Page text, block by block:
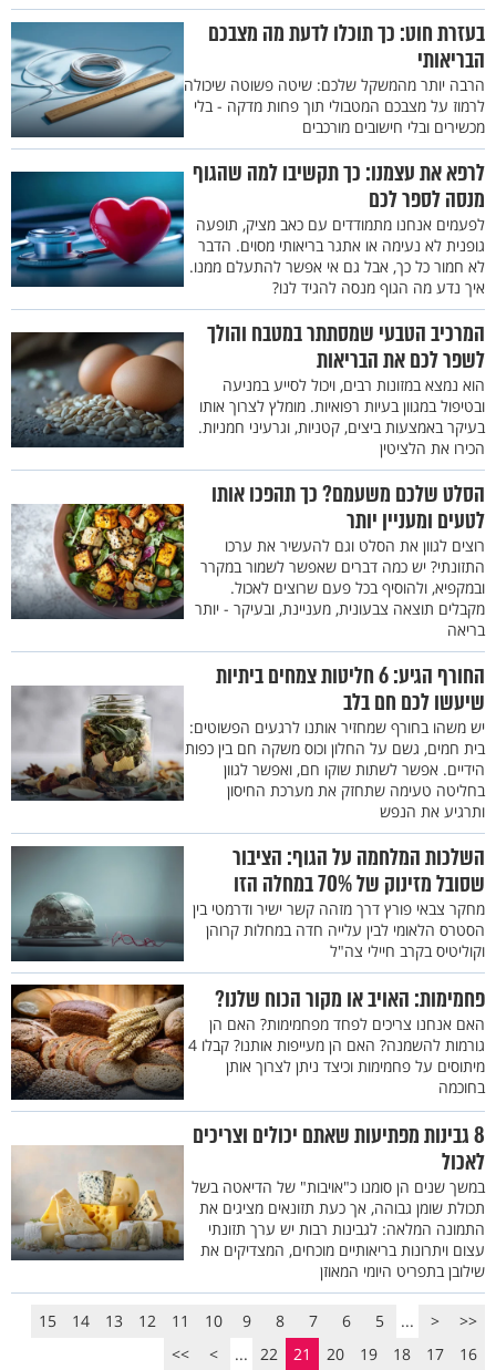
בעזרת חוט: כך תוכלו לדעת מה מצבכם
הבריאותי
הרבה יותר מהמשקל שלכם: שיטה פשוטה שיכולה
לרמוז על מצבכם המטבולי תוך פחות מדקה - בלי
מכשירים ובלי חישובים מורכבים
לרפא את עצמנו: כך תקשיבו למה שהגוף
מנסה לספר לכם
לפעמים אנחנו מתמודדים עם כאב מציק, תופעה
גופנית לא נעימה או אתגר בריאותי מסוים. הדבר
לא חמור כל כך, אבל גם אי אפשר להתעלם ממנו.
איך נדע מה הגוף מנסה להגיד לנו?
המרכיב הטבעי שמסתתר במטבח והולך
לשפר לכם את הבריאות
הוא נמצא במזונות רבים, ויכול לסייע במניעה
ובטיפול במגוון בעיות רפואיות. מומלץ לצרוך אותו
בעיקר באמצעות ביצים, קטניות, וגרעיני חמניות.
הכירו את הלציטין
הסלט שלכם משעמם? כך תהפכו אותו
לטעים ומעניין יותר
רוצים לגוון את הסלט וגם להעשיר את ערכו
התזונתי? יש כמה דברים שאפשר לשמור במקרר
ובמקפיא, ולהוסיף בכל פעם שרוצים לאכול.
מקבלים תוצאה צבעונית, מעניינת, ובעיקר - יותר
בריאה
החורף הגיע: 6 חליטות צמחים ביתיות
שיעשו לכם חם בלב
יש משהו בחורף שמחזיר אותנו לרגעים הפשוטים:
בית חמים, גשם על החלון וכוס משקה חם בין כפות
הידיים. אפשר לשתות שוקו חם, ואפשר לגוון
בחליטה טעימה שתחזק את מערכת החיסון
ותרגיע את הנפש
השלכות המלחמה על הגוף: הציבור
שסובל מזינוק של 70% במחלה הזו
מחקר צבאי פורץ דרך מזהה קשר ישיר ודרמטי בין
הסטרס הלאומי לבין עלייה חדה במחלות קרוהן
וקוליטיס בקרב חיילי צה"ל
פחמימות: האויב או מקור הכוח שלנו?
האם אנחנו צריכים לפחד מפחמימות? האם הן
גורמות להשמנה? האם הן מעייפות אותנו? קבלו 4
מיתוסים על פחמימות וכיצד ניתן לצרוך אותן
בחוכמה
8 גבינות מפתיעות שאתם יכולים וצריכים
לאכול
במשך שנים הן סומנו כ"אויבות" של הדיאטה בשל
תכולת שומן גבוהה, אך כעת תזונאים מציגים את
התמונה המלאה: לגבינות רבות יש ערך תזונתי
עצום ויתרונות בריאותיים מוכחים, המצדיקים את
שילובן בתפריט היומי המאוזן
<<
<
...
5
6
7
8
9
10
11
12
13
14
15
16
17
18
19
20
21
22
...
>
>>